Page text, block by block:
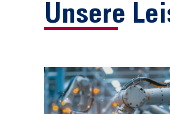
Unsere